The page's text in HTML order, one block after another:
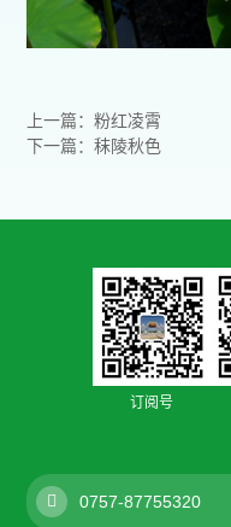
上一篇：粉红凌霄
下一篇：秣陵秋色
订阅号
0757-87755320